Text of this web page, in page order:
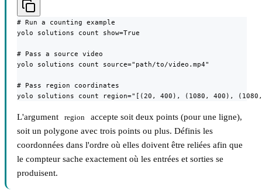
# Run a counting example
yolo solutions count show=True
# Pass a source video
yolo solutions count source="path/to/video.mp4"
# Pass region coordinates
yolo solutions count region="[(20, 400), (1080, 400),
L'argument region
accepte soit deux points (pour une ligne),
soit un polygone avec trois points ou plus. Définis les
coordonnées dans l'ordre où elles doivent être reliées afin que
le compteur sache exactement où les entrées et sorties se
produisent.